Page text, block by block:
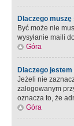
Dlaczego
Być może nie
wysyłanie maili
Góra
Dlaczego
Jeżeli nie
zalogowanym
oznacza to, że
Góra